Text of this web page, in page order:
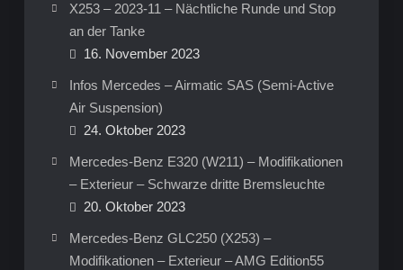
X253 – 2023-11 – Nächtliche Runde und Stop
an der Tanke
16. November 2023
Infos Mercedes – Airmatic SAS (Semi-Active
Air Suspension)
24. Oktober 2023
Mercedes-Benz E320 (W211) – Modifikationen
– Exterieur – Schwarze dritte Bremsleuchte
20. Oktober 2023
Mercedes-Benz GLC250 (X253) –
Modifikationen – Exterieur – AMG Edition55